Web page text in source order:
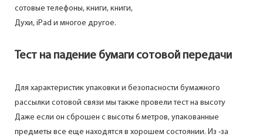
сотовые телефоны, книги, книги,
Духи, iPad и многое другое.
Тест на падение бумаги сотовой передачи
Для характеристик упаковки и безопасности бумажного
рассылки сотовой связи мы также провели тест на высоту
Даже если он сброшен с высоты 6 метров, упакованные
предметы все еще находятся в хорошем состоянии. Из -за